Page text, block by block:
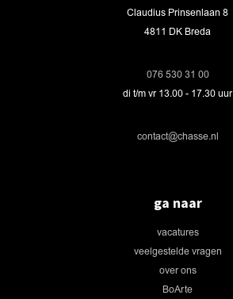
Claudius Prinsenlaan 8
4811 DK Breda
076 530 31 00
di t/m vr 13.00 - 17.30 uur
contact@chasse.nl
ga naar
vacatures
veelgestelde vragen
over ons
BoArte